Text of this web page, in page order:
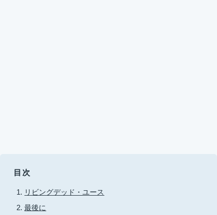
目次
リビングデッド・ユース
最後に